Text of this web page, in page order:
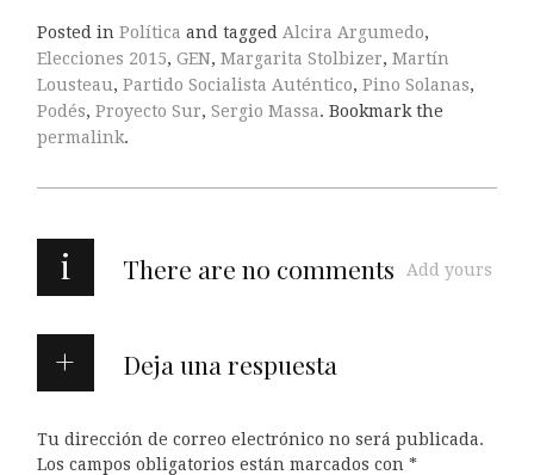
Posted in Política and tagged Alcira Argumedo,
Elecciones 2015, GEN, Margarita Stolbizer, Martín
Lousteau, Partido Socialista Auténtico, Pino Solanas,
Podés, Proyecto Sur, Sergio Massa. Bookmark the
permalink.
i There are no comments Add yours
Deja una respuesta
Tu dirección de correo electrónico no será publicada.
Los campos obligatorios están marcados con *